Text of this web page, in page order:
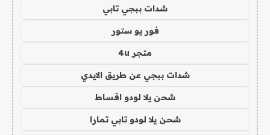
شدات ببجي تابي
فور يو ستور
متجر 4u
شدات ببجي عن طريق الايدي
شحن يلا لودو اقساط
شحن يلا لودو تابي تمارا